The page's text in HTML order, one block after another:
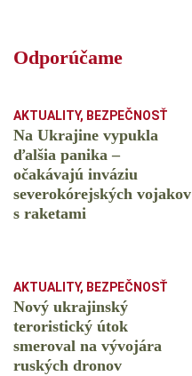
Odporúčame
AKTUALITY, BEZPEČNOSŤ
Na Ukrajine vypukla
ďalšia panika –
očakávajú inváziu
severokórejských vojakov
s raketami
AKTUALITY, BEZPEČNOSŤ
Nový ukrajinský
teroristický útok
smeroval na vývojára
ruských dronov